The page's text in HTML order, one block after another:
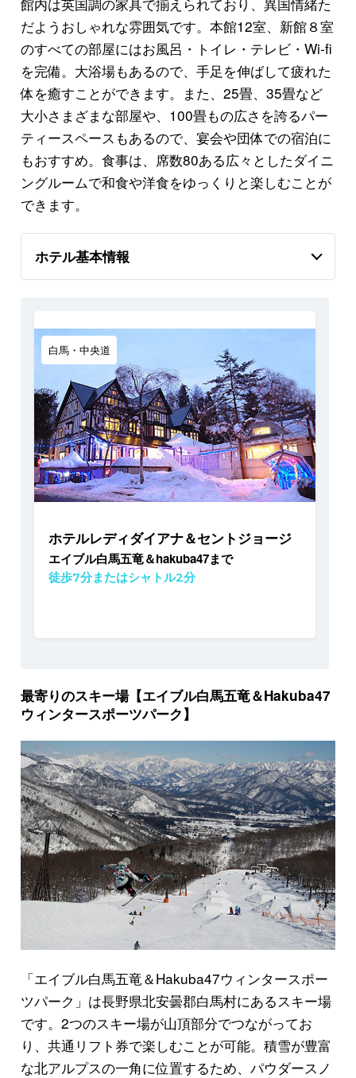
だようおしゃれな雰囲気です。本館12室、新館８室
のすべての部屋にはお風呂・トイレ・テレビ・Wi-fi
を完備。大浴場もあるので、手足を伸ばして疲れた
体を癒すことができます。また、25畳、35畳など
大小さまざまな部屋や、100畳もの広さを誇るパー
ティースペースもあるので、宴会や団体での宿泊に
もおすすめ。食事は、席数80ある広々としたダイニ
ングルームで和食や洋食をゆっくりと楽しむことが
できます。
ホテル基本情報
白馬・中央道
ホテルレディダイアナ＆セントジョージ
エイブル白馬五竜＆hakuba47まで
徒歩7分またはシャトル2分
最寄りのスキー場【エイブル白馬五竜＆Hakuba47
ウィンタースポーツパーク】
「エイブル白馬五竜＆Hakuba47ウィンタースポー
ツパーク」は長野県北安曇郡白馬村にあるスキー場
です。2つのスキー場が山頂部分でつながってお
り、共通リフト券で楽しむことが可能。積雪が豊富
な北アルプスの一角に位置するため、パウダースノ